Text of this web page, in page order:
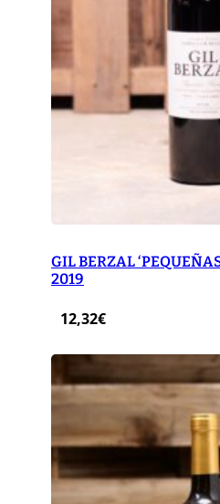
GIL BERZAL
2019
12,32€